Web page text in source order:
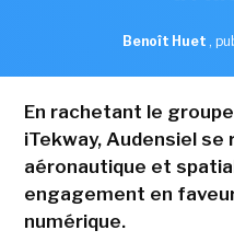
Benoît Huet ,
En rachetant le
iTekway, Audensiel
aéronautique et
engagement en
numérique.